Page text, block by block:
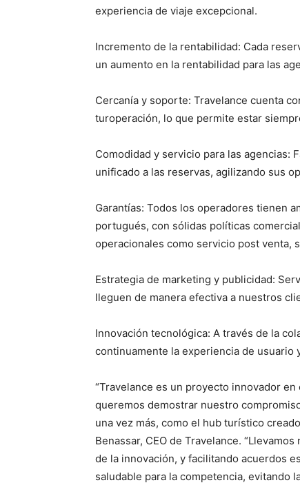
experiencia de viaje excepcional.
Incremento de la rentabilidad: Cada
un aumento en la rentabilidad para las
Cercanía y soporte: Travelance cuenta
turoperación, lo que permite estar
Comodidad y servicio para las agencias:
unificado a las reservas, agilizando sus
Garantías: Todos los operadores tienen
portugués, con sólidas políticas
operacionales como servicio post venta,
Estrategia de marketing y publicidad:
lleguen de manera efectiva a nuestros
Innovación tecnológica: A través de la
continuamente la experiencia de
“Travelance es un proyecto innovador
queremos demostrar nuestro
una vez más, como el hub turístico
Benassar, CEO de Travelance.
de la innovación, y facilitando acuerdos
saludable para la competencia, evitando